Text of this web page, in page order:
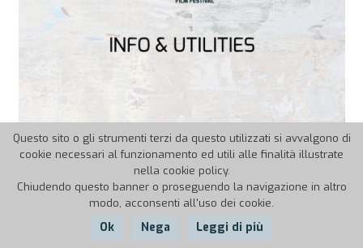
15 NOVEMBRE 2021
Info & Utilities – 39TFF
Ecco di seguito tutte le informazioni utili per partecipare
Questo sito o gli strumenti terzi da questo utilizzati si avvalgono di
cookie necessari al funzionamento ed utili alle finalità illustrate
nella cookie policy.
Chiudendo questo banner o proseguendo la navigazione in altro
modo, acconsenti all'uso dei cookie.
Ok Nega Leggi di più